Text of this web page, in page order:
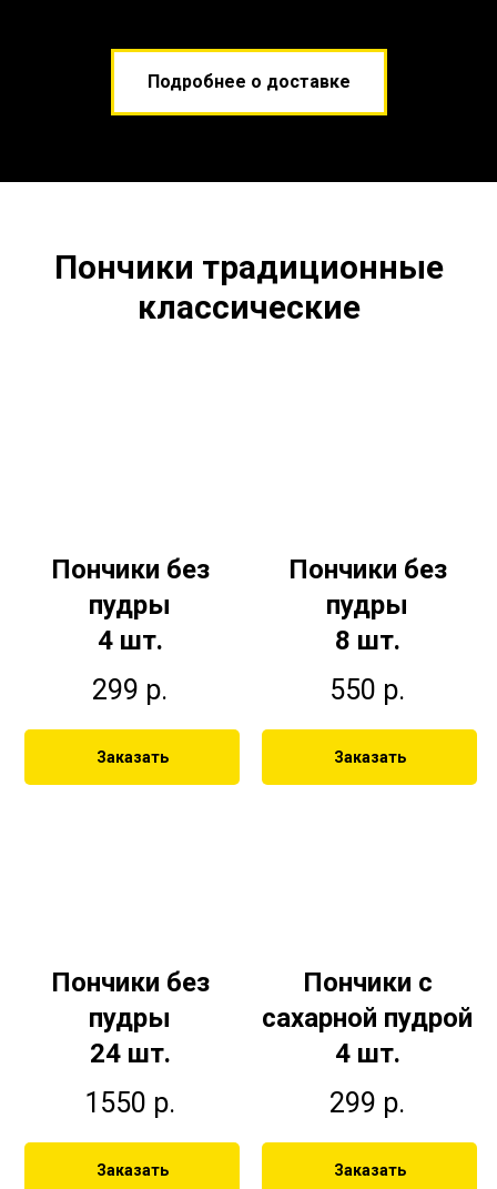
Подробнее о доставке
Пончики традиционные
классические
Пончики без
пудры
4 шт.
299 р.
Заказать
Пончики без
пудры
8 шт.
550 р.
Заказать
Пончики без
пудры
24 шт.
1550 р.
Заказать
Пончики с
сахарной пудрой
4 шт.
299 р.
Заказать